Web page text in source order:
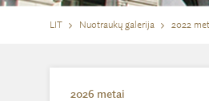
LIT Nuotraukų galerija 2022
2026 metai